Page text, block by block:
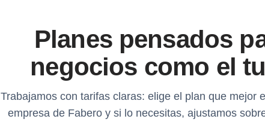
Planes pensados
negocios como el
Trabajamos con tarifas claras: elige el plan que mejor
empresa de Fabero y si lo necesitas, ajustamos